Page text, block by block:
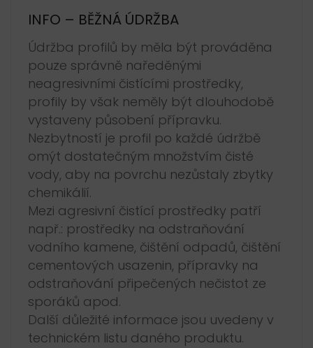
INFO – BĚŽNÁ ÚDRŽBA
Údržba profilů by měla být prováděna
pouze správně naředěnými
neagresivními čistícími prostředky,
profily by však neměly být dlouhodobě
vystaveny působení přípravku.
Nezbytností je profil po každé údržbě
omýt dostatečným množstvím čisté
vody, aby na povrchu nezůstaly zbytky
chemikálií.
Mezi agresivní čistící prostředky patří
např.: prostředky na odstraňování
vodního kamene, čištění odpadů, čištění
cementových usazenin, přípravky na
odstraňování připečených nečistot ze
sporáků apod.
Další důležité informace jsou uvedeny v
technickém listu daného produktu.